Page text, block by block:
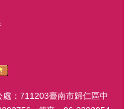
：711203臺南市歸仁區中